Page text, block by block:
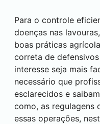
Para o controle
doenças nas
boas práticas
correta de
interesse seja mais
necessário que
esclarecidos e
como, as regulagens
essas operações,